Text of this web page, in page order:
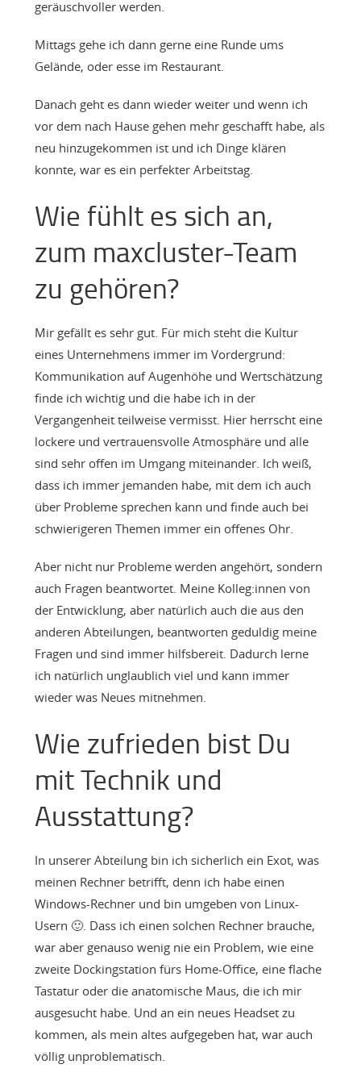
geräuschvoller werden.
Mittags gehe ich dann gerne eine Runde ums
Gelände, oder esse im Restaurant.
Danach geht es dann wieder weiter und wenn ich
vor dem nach Hause gehen mehr geschafft habe, als
neu hinzugekommen ist und ich Dinge klären
konnte, war es ein perfekter Arbeitstag.
Wie fühlt es sich an,
zum maxcluster-Team
zu gehören?
Mir gefällt es sehr gut. Für mich steht die Kultur
eines Unternehmens immer im Vordergrund:
Kommunikation auf Augenhöhe und Wertschätzung
finde ich wichtig und die habe ich in der
Vergangenheit teilweise vermisst. Hier herrscht eine
lockere und vertrauensvolle Atmosphäre und alle
sind sehr offen im Umgang miteinander. Ich weiß,
dass ich immer jemanden habe, mit dem ich auch
über Probleme sprechen kann und finde auch bei
schwierigeren Themen immer ein offenes Ohr.
Aber nicht nur Probleme werden angehört, sondern
auch Fragen beantwortet. Meine Kolleg:innen von
der Entwicklung, aber natürlich auch die aus den
anderen Abteilungen, beantworten geduldig meine
Fragen und sind immer hilfsbereit. Dadurch lerne
ich natürlich unglaublich viel und kann immer
wieder was Neues mitnehmen.
Wie zufrieden bist Du
mit Technik und
Ausstattung?
In unserer Abteilung bin ich sicherlich ein Exot, was
meinen Rechner betrifft, denn ich habe einen
Windows-Rechner und bin umgeben von Linux-
Usern 🙂. Dass ich einen solchen Rechner brauche,
war aber genauso wenig nie ein Problem, wie eine
zweite Dockingstation fürs Home-Office, eine flache
Tastatur oder die anatomische Maus, die ich mir
ausgesucht habe. Und an ein neues Headset zu
kommen, als mein altes aufgegeben hat, war auch
völlig unproblematisch.